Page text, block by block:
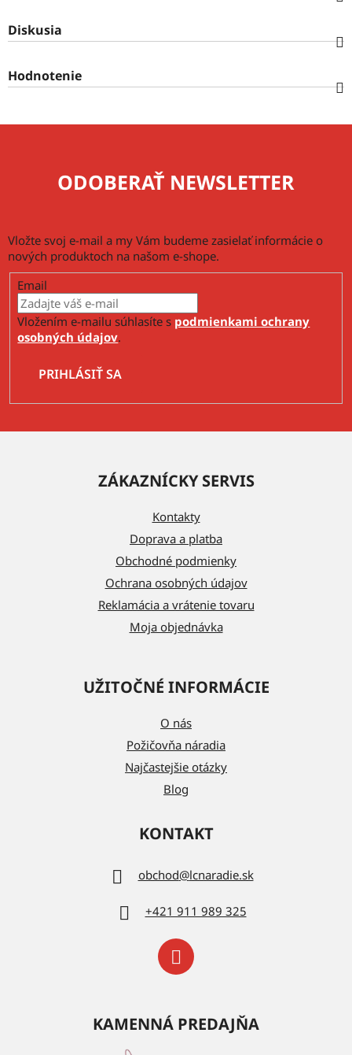
Diskusia
Hodnotenie
ODOBERAŤ NEWSLETTER
Vložte svoj e-mail a my Vám budeme zasielať informácie o
nových produktoch na našom e-shope.
Email
Vložením e-mailu súhlasíte s podmienkami ochrany
osobných údajov.
PRIHLÁSIŤ SA
ZÁKAZNÍCKY SERVIS
Kontakty
Doprava a platba
Obchodné podmienky
Ochrana osobných údajov
Reklamácia a vrátenie tovaru
Moja objednávka
UŽITOČNÉ INFORMÁCIE
O nás
Požičovňa náradia
Najčastejšie otázky
Blog
KONTAKT
obchod@lcnaradie.sk
+421 911 989 325
KAMENNÁ PREDAJŇA